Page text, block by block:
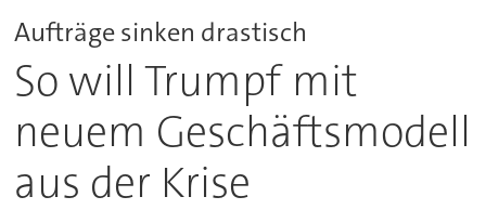
Aufträge sinken drastisch
So will Trumpf mit
neuem Geschäftsmodell
aus der Krise